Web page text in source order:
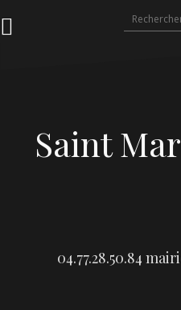
au
Rechercher
Saint
04.77.28.50.84